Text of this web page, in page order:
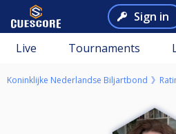
Sign in
Live Tournaments
Koninklijke Nederlandse Biljartbond